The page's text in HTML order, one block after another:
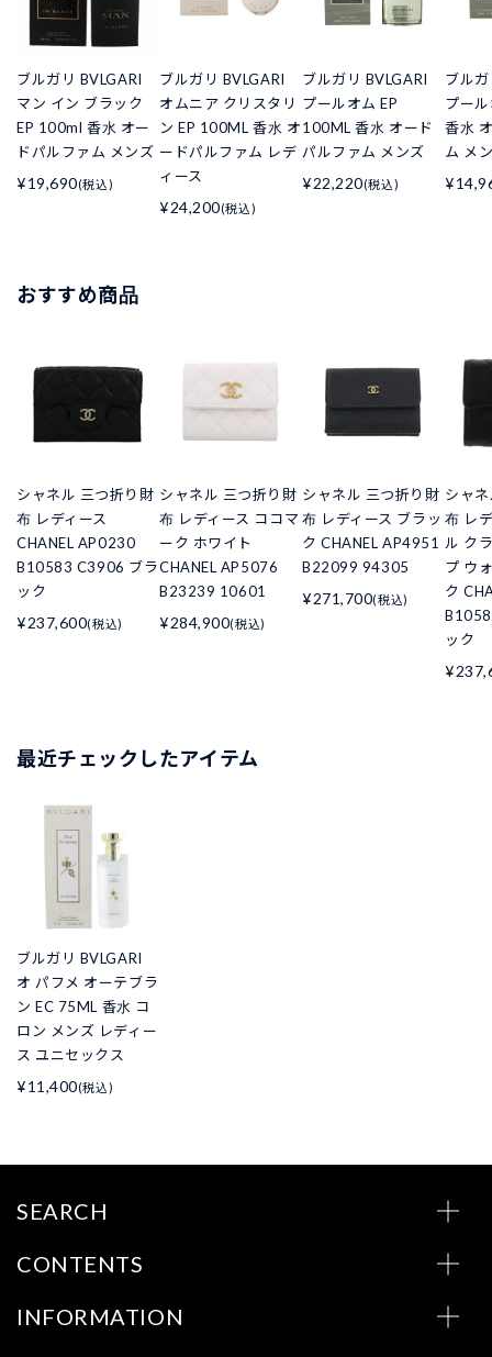
ブルガリ BVLGARI
マン イン ブラック
EP 100ml 香水 オー
ドパルファム メンズ
¥19,690(税込)
ブルガリ BVLGARI
オムニア クリスタリ
ン EP 100ML 香水 オ
ードパルファム レデ
ィース
¥24,200(税込)
ブルガリ BVLGARI
プールオム EP
100ML 香水 オード
パルファム メンズ
¥22,220(税込)
ブル
プー
香水
ム メ
おすすめ商品
シャネル 三つ折り財
布 レディース
CHANEL AP0230
B10583 C3906 ブラ
ック
¥237,600(税込)
シャネル 三つ折り財
布 レディース ココマ
ーク ホワイト
CHANEL AP5076
B23239 10601
¥284,900(税込)
シャネル 三つ折り財
布 レディース ブラッ
ク CHANEL AP4951
B22099 94305
¥271,700(税込)
シャ
布 レ
ル ク
プ ウ
ク
ック
最近チェックしたアイテム
ブルガリ BVLGARI
オ パフメ オーテブラ
ン EC 75ML 香水 コ
ロン メンズ レディー
ス ユニセックス
¥11,400(税込)
SEARCH
CONTENTS
INFORMATION